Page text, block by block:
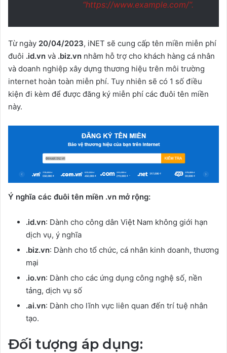
“https://www.example.com/“.
Từ ngày 20/04/2023, iNET sẽ cung cấp tên miền miễn phí
đuôi .id.vn và .biz.vn nhằm hỗ trợ cho khách hàng cá nhân
và doanh nghiệp xây dựng thương hiệu trên môi trường
internet hoàn toàn miễn phí. Tuy nhiên sẽ có 1 số điều
kiện đi kèm để được đăng ký miễn phí các đuôi tên miền
này.
Ý nghĩa các đuôi tên miền .vn mở rộng:
.id.vn: Dành cho công dân Việt Nam không giới hạn
dịch vụ, ý nghĩa
.biz.vn: Dành cho tổ chức, cá nhân kinh doanh, thương
mại
.io.vn: Dành cho các ứng dụng công nghệ số, nền
tảng, dịch vụ số
.ai.vn: Dành cho lĩnh vực liên quan đến trí tuệ nhân
tạo.
Đối tượng áp dụng: